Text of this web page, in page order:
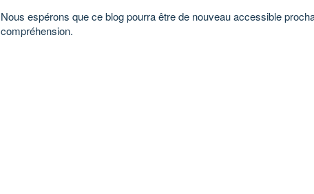
Nous espérons que ce blog pourra être de nouveau accessible
compréhension.